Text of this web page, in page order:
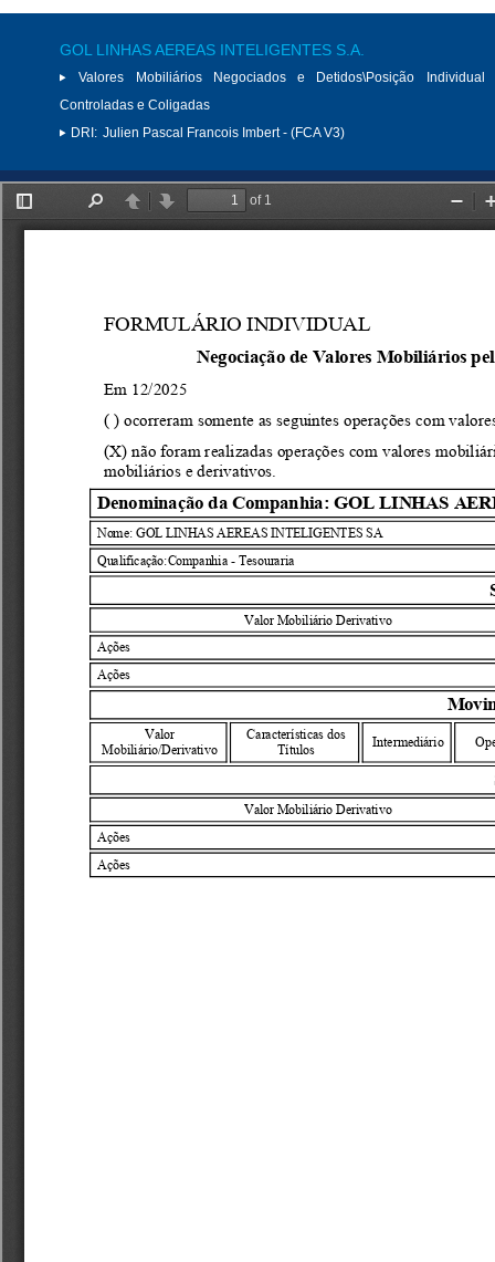
GOL LINHAS AEREAS INTELIGENTES S.A.
Valores Mobiliários Negociados e Detidos\Posição
Controladas e Coligadas
DRI: Julien Pascal Francois Imbert - (FCA V3)